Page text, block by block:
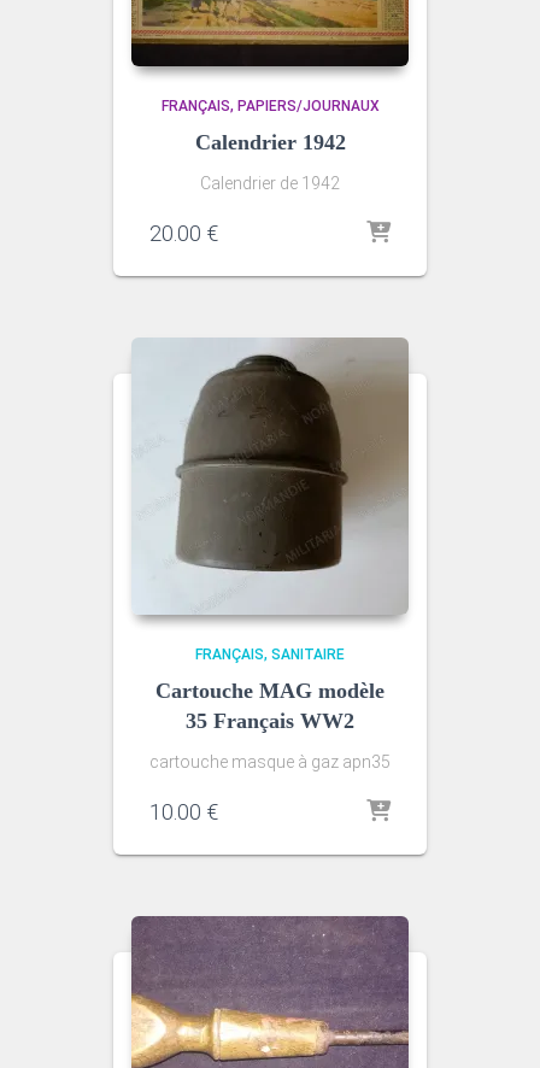
FRANÇAIS PAPIERS/JOURNAUX
Calendrier 1942
Calendrier de 1942
20.00 €
FRANÇAIS SANITAIRE
Cartouche MAG modèle
35 Français WW2
cartouche masque à gaz apn35
10.00 €